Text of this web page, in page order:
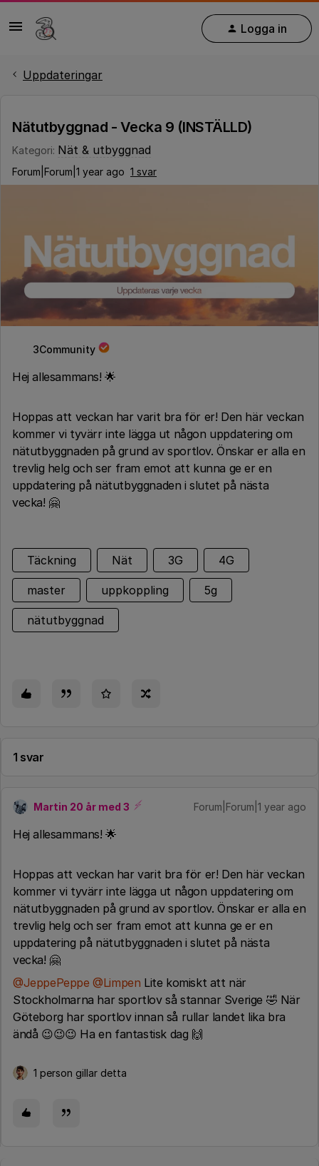
Logga in
Uppdateringar
Nätutbyggnad - Vecka 9 (INSTÄLLD)
Kategori: Nät & utbyggnad
Forum|Forum|1 year ago 1 svar
3Community
Hej allesammans! 🌟
Hoppas att veckan har varit bra för er! Den här veckan
kommer vi tyvärr inte lägga ut någon uppdatering om
nätutbyggnaden på grund av sportlov. Önskar er alla en
trevlig helg och ser fram emot att kunna ge er en
uppdatering på nätutbyggnaden i slutet på nästa
vecka! 🤗
Täckning Nät 3G 4G
master uppkoppling 5g
nätutbyggnad
1 svar
Martin 20 år med 3 Forum|Forum|1 year ago
Hej allesammans! 🌟
Hoppas att veckan har varit bra för er! Den här veckan
kommer vi tyvärr inte lägga ut någon uppdatering om
nätutbyggnaden på grund av sportlov. Önskar er alla en
trevlig helg och ser fram emot att kunna ge er en
uppdatering på nätutbyggnaden i slutet på nästa
vecka! 🤗
@JeppePeppe​@Limpen Lite komiskt att när
Stockholmarna har sportlov så stannar Sverige 🤣 När
Göteborg har sportlov innan så rullar landet lika bra
ändå 😉😉😉 Ha en fantastisk dag 🙌
1 person gillar detta